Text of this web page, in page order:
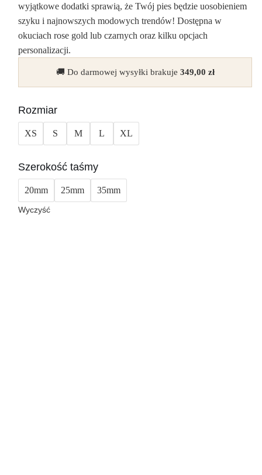
wyjątkowe dodatki sprawią, że Twój pies będzie uosobieniem
szyku i najnowszych modowych trendów! Dostępna w
okuciach rose gold lub czarnych oraz kilku opcjach
personalizacji.
🚚 Do darmowej wysyłki brakuje 349,00 zł
Rozmiar
XS S M L XL
Szerokość taśmy
20mm 25mm 35mm
Wyczyść